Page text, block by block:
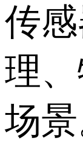
传
理
场